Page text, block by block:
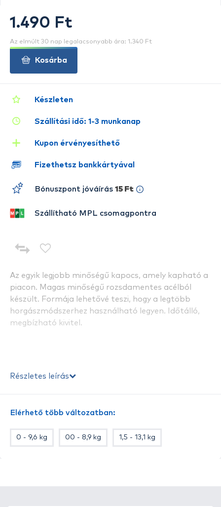
Az egyik legjobb minőségű kapocs, amely kapható a
piacon. Magas minőségű rozsdamentes acélból
készült. Formája lehetővé teszi, hogy a legtöbb
horgászmódszerhez használható legyen. Időtálló,
megbízható kivitel.
Részletes leírás
Elérhető több változatban:
0 - 9,6 kg 00 - 8,9 kg 1,5 - 13,1 kg
Készleten
Szállítási idő: 1-3 munkanap
Kupon érvényesíthető
Fizethetsz bankkártyával
Bónuszpont jóváírás 15 Ft
Szállítható MPL csomagpontra
1.490 Ft
Az elmúlt 30 nap legalacsonyabb ára: 1.340 Ft
Kosárba